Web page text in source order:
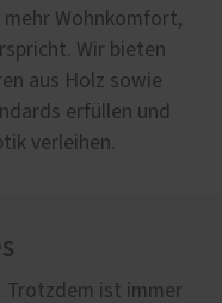
mehr Wohnkomfort,
Wir bieten
aus Holz sowie
erfüllen und
verleihen.
Trotzdem ist immer